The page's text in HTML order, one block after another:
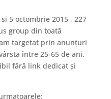
5 octombrie 2015 , 227
group din toată
targetat prin anunțuri
între 25-65 de ani.
fără link dedicat și